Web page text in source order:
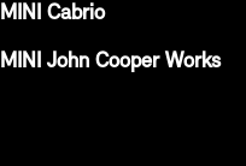
MINI Cabrio
MINI John Cooper Works